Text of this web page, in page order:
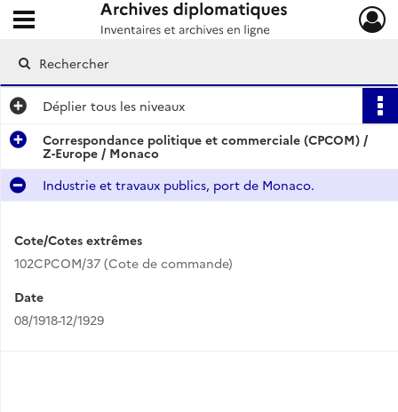
Archives diplomatiques
Ouvrir le menu déroulant
Déplier tous les niveaux
Correspondance politique et commerciale (CPCOM) /
Z-Europe / Monaco
Industrie et travaux publics, port de Monaco.
Cote/Cotes extrêmes
102CPCOM/37 (Cote de commande)
Date
08/1918-12/1929